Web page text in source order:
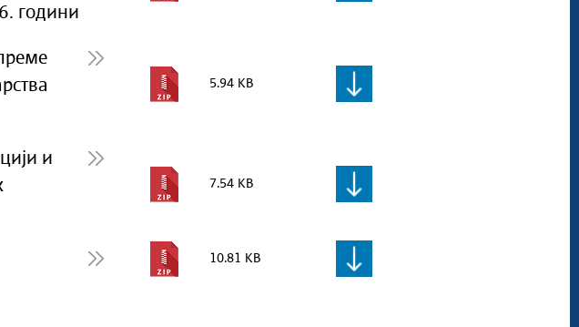
години
5.94 KB
и
7.54 KB
10.81 KB